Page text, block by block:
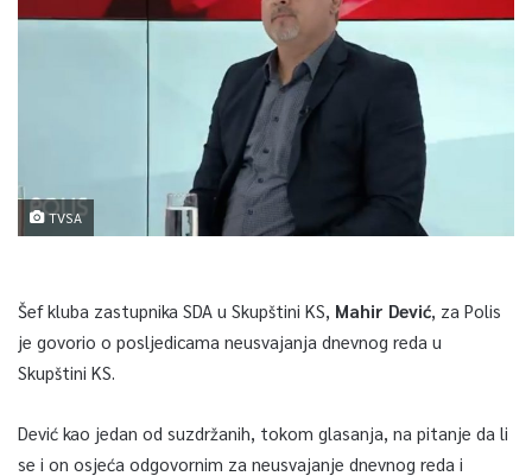
TVSA
Šef kluba zastupnika SDA u Skupštini KS, Mahir Dević , za Polis
je govorio o posljedicama neusvajanja dnevnog reda u
Skupštini KS.
Dević kao jedan od suzdržanih, tokom glasanja, na pitanje da li
se i on osjeća odgovornim za neusvajanje dnevnog reda i